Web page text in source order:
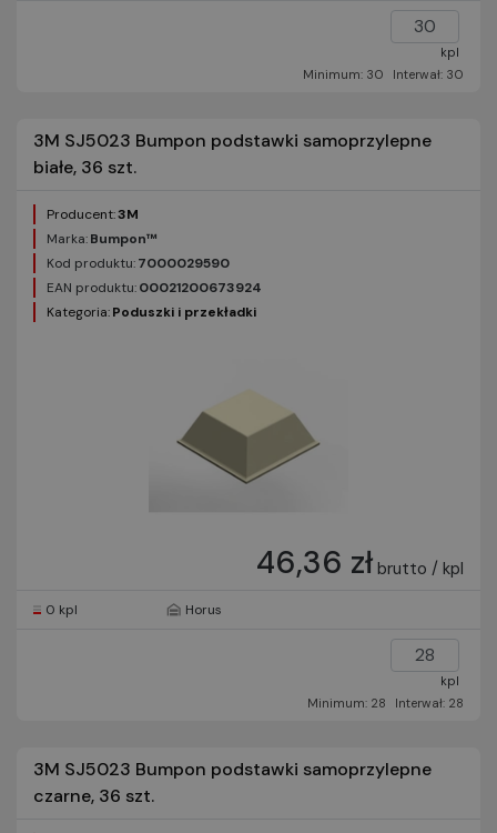
kpl
Minimum: 30
Interwał: 30
3M SJ5023 Bumpon podstawki samoprzylepne
białe, 36 szt.
Producent:3M
Marka:Bumpon™
Kod produktu:7000029590
EAN produktu:00021200673924
Kategoria:Poduszki i przekładki
46,36 zł brutto / kpl
0 kpl Horus
kpl
Minimum: 28
Interwał: 28
3M SJ5023 Bumpon podstawki samoprzylepne
czarne, 36 szt.